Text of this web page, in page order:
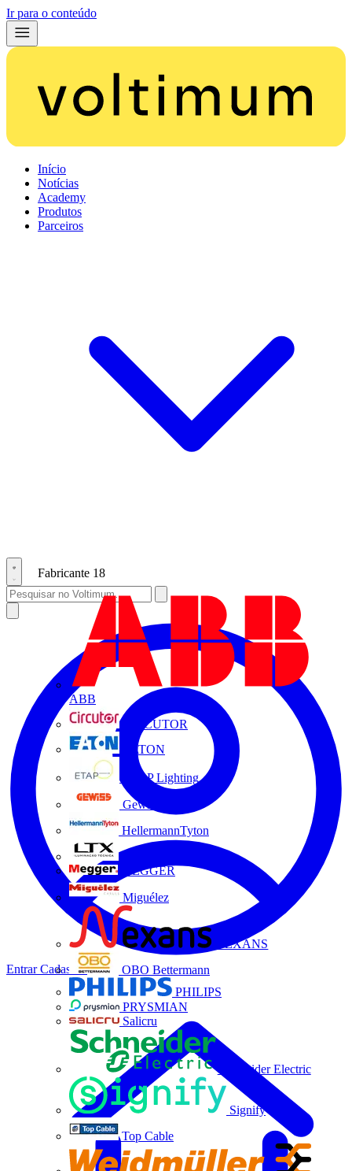
Ir para o conteúdo
Início
Notícias
Academy
Produtos
Parceiros
Fabricante 18
ABB
CIRCUTOR
EATON
ETAP Lighting
Gewiss
HellermannTyton
MEGGER
Miguélez
NEXANS
OBO Bettermann
PHILIPS
PRYSMIAN
Salicru
Schneider Electric
Signify
Top Cable
EntrarCadastrar